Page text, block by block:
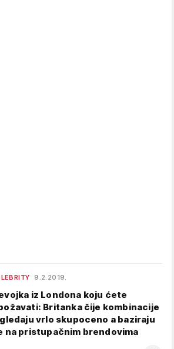
9.2.2019.
iz Londona koju ćete
Britanka čije kombinacije
vrlo skupoceno a baziraju
na pristupačnim brendovima